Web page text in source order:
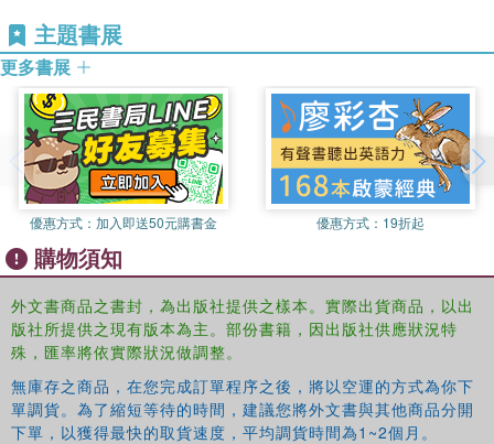
This Routledge Critical Thinkers guide will equip readers
with the tools required to critically interpret Adorno's major
works, whilst also introducing readers to his interpretation
of classical German philosophy and his relationship to the
most significant of his contemporaries.
主題書展
更多書展
優惠方式： 加入即送50元購書金 優惠方式： 19折起
購物須知
外文書商品之書封，為出版社提供之樣本。實際出貨商品，以出
版社所提供之現有版本為主。部份書籍，因出版社供應狀況特
殊，匯率將依實際狀況做調整。
無庫存之商品，在您完成訂單程序之後，將以空運的方式為你下
單調貨。為了縮短等待的時間，建議您將外文書與其他商品分開
下單，以獲得最快的取貨速度，平均調貨時間為1~2個月。